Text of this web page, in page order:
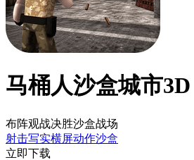
马桶人沙盒城市3D
布阵观战决胜沙盒战场
射击写实横屏动作沙盒
立即下载